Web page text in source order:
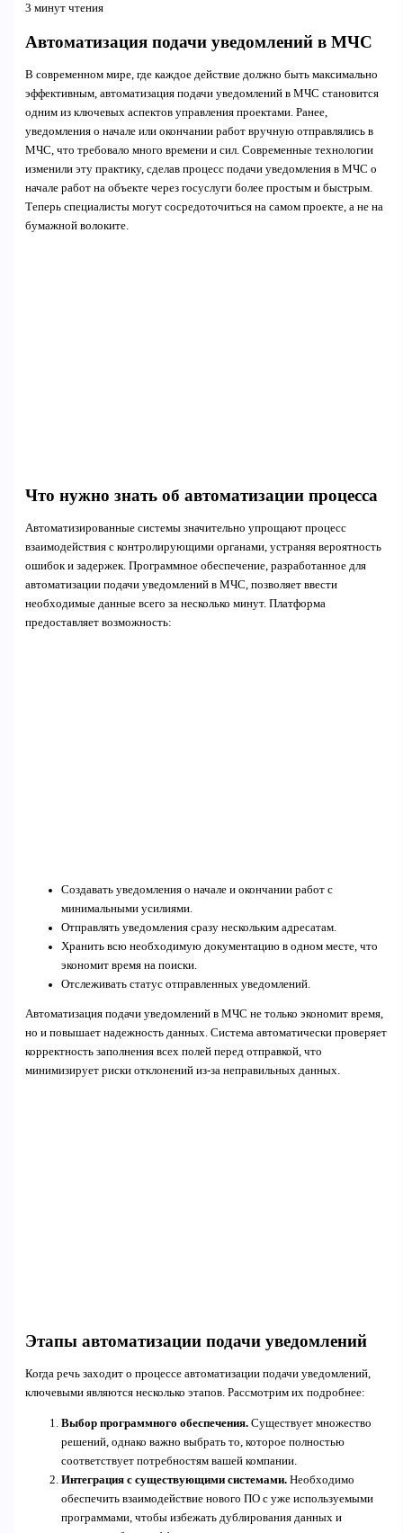
3 минут чтения
Автоматизация подачи уведомлений в МЧС
В современном мире, где каждое действие должно быть максимально
эффективным, автоматизация подачи уведомлений в МЧС становится
одним из ключевых аспектов управления проектами. Ранее,
уведомления о начале или окончании работ вручную отправлялись в
МЧС, что требовало много времени и сил. Современные технологии
изменили эту практику, сделав процесс подачи уведомления в МЧС о
начале работ на объекте через госуслуги более простым и быстрым.
Теперь специалисты могут сосредоточиться на самом проекте, а не на
бумажной волоките.
Что нужно знать об автоматизации процесса
Автоматизированные системы значительно упрощают процесс
взаимодействия с контролирующими органами, устраняя вероятность
ошибок и задержек. Программное обеспечение, разработанное для
автоматизации подачи уведомлений в МЧС, позволяет ввести
необходимые данные всего за несколько минут. Платформа
предоставляет возможность:
Создавать уведомления о начале и окончании работ с
минимальными усилиями.
Отправлять уведомления сразу нескольким адресатам.
Хранить всю необходимую документацию в одном месте, что
экономит время на поиски.
Отслеживать статус отправленных уведомлений.
Автоматизация подачи уведомлений в МЧС не только экономит время,
но и повышает надежность данных. Система автоматически проверяет
корректность заполнения всех полей перед отправкой, что
минимизирует риски отклонений из-за неправильных данных.
Этапы автоматизации подачи уведомлений
Когда речь заходит о процессе автоматизации подачи уведомлений,
ключевыми являются несколько этапов. Рассмотрим их подробнее:
Выбор программного обеспечения.Существует множество
решений, однако важно выбрать то, которое полностью
соответствует потребностям вашей компании.
Интеграция с существующими системами.Необходимо
обеспечить взаимодействие нового ПО с уже используемыми
программами, чтобы избежать дублирования данных и